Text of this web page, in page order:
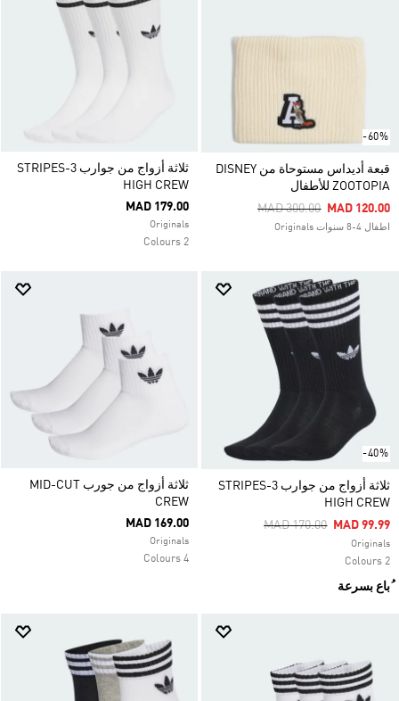
-60%
قبعة أديداس مستوحاة من DISNEY
ZOOTOPIA للأطفال
Price Reduced From
MAD 300.00ToMAD 120.00
اطفال 4-8 سنوات Originals
ثلاثة أزواج من جوارب 3-STRIPES
HIGH CREW
MAD 179.00
Originals
2 Colours
-40%
ثلاثة أزواج من جوارب 3-STRIPES
HIGH CREW
Price Reduced From
MAD 170.00ToMAD 99.99
Originals
2 Colours
ُباع بسرعة
ثلاثة أزواج من جورب MID-CUT
CREW
MAD 169.00
Originals
4 Colours